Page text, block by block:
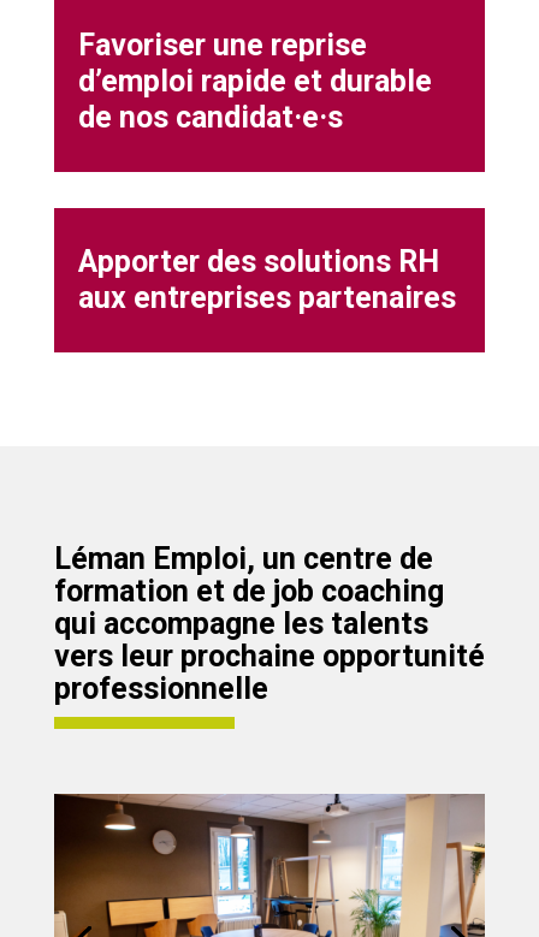
Favoriser une reprise
d’emploi rapide et durable
de nos candidat·e·s
Apporter des solutions RH
aux entreprises partenaires
Léman Emploi, un centre de
formation et de job coaching
qui accompagne les talents
vers leur prochaine opportunité
professionnelle